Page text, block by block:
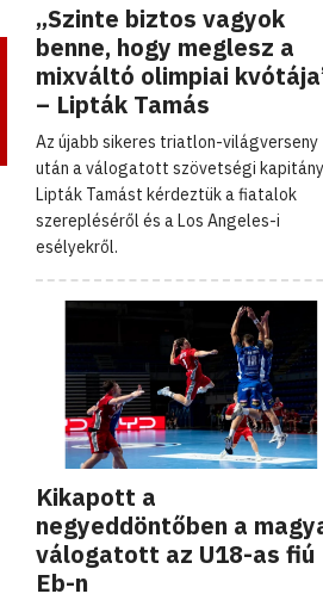
„Szinte biztos vagyok
benne, hogy meglesz a
mixváltó olimpiai
– Lipták Tamás
Az újabb sikeres triatlon-világverseny
után a válogatott szövetségi
Lipták Tamást kérdeztük a fiatalok
szerepléséről és a Los Angeles-i
esélyekről.
Kikapott a
negyeddöntőben a
válogatott az U18-as fiú
Eb-n